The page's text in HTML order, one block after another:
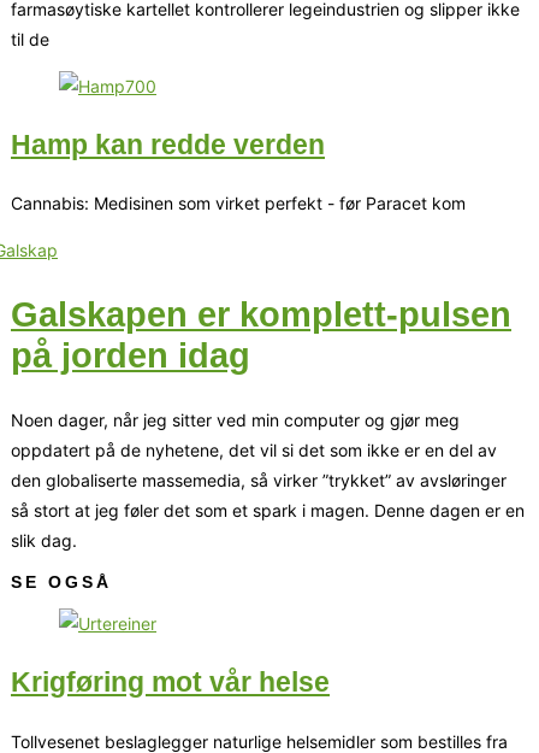
farmasøytiske kartellet kontrollerer legeindustrien og slipper ikke
til de
Hamp kan redde verden
Cannabis: Medisinen som virket perfekt - før Paracet kom
Galskapen er komplett-pulsen
på jorden idag
Noen dager, når jeg sitter ved min computer og gjør meg
oppdatert på de nyhetene, det vil si det som ikke er en del av
den globaliserte massemedia, så virker ”trykket” av avsløringer
så stort at jeg føler det som et spark i magen. Denne dagen er en
slik dag.
SE OGSÅ
Krigføring mot vår helse
Tollvesenet beslaglegger naturlige helsemidler som bestilles fra